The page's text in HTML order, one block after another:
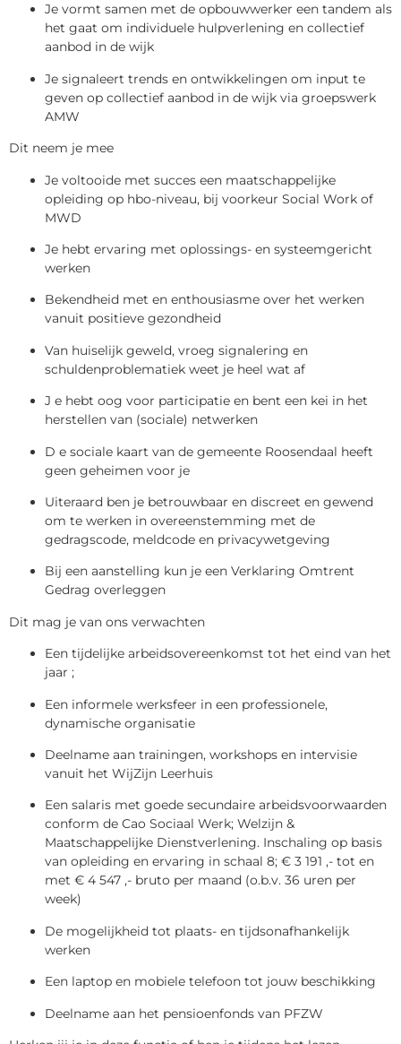
Je vormt samen met de opbouwwerker een tandem als
het gaat om individuele hulpverlening en collectief
aanbod in de wijk
Je signaleert trends en ontwikkelingen om input te
geven op collectief aanbod in de wijk via groepswerk
AMW
Dit neem je mee
Je voltooide met succes een maatschappelijke
opleiding op hbo-niveau, bij voorkeur Social Work of
MWD
Je hebt ervaring met oplossings- en systeemgericht
werken
Bekendheid met en enthousiasme over het werken
vanuit positieve gezondheid
Van huiselijk geweld, vroeg signalering en
schuldenproblematiek weet je heel wat af
J e hebt oog voor participatie en bent een kei in het
herstellen van (sociale) netwerken
D e sociale kaart van de gemeente Roosendaal heeft
geen geheimen voor je
Uiteraard ben je betrouwbaar en discreet en gewend
om te werken in overeenstemming met de
gedragscode, meldcode en privacywetgeving
Bij een aanstelling kun je een Verklaring Omtrent
Gedrag overleggen
Dit mag je van ons verwachten
Een tijdelijke arbeidsovereenkomst tot het eind van het
jaar ;
Een informele werksfeer in een professionele,
dynamische organisatie
Deelname aan trainingen, workshops en intervisie
vanuit het WijZijn Leerhuis
Een salaris met goede secundaire arbeidsvoorwaarden
conform de Cao Sociaal Werk; Welzijn &
Maatschappelijke Dienstverlening. Inschaling op basis
van opleiding en ervaring in schaal 8; € 3 191 ,- tot en
met € 4 547 ,- bruto per maand (o.b.v. 36 uren per
week)
De mogelijkheid tot plaats- en tijdsonafhankelijk
werken
Een laptop en mobiele telefoon tot jouw beschikking
Deelname aan het pensioenfonds van PFZW